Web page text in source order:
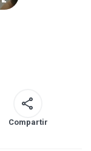
Compartir